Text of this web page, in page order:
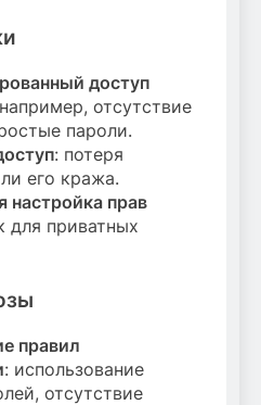
доступ
отсутствие
пароли.
: потеря
его кража.
настройка прав
для приватных
правил
: использование
отсутствие